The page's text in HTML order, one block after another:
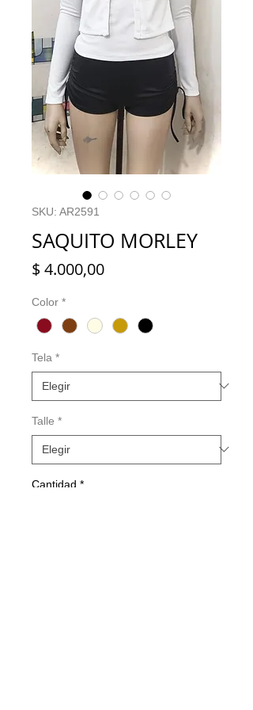
SKU: AR2591
SAQUITO MORLEY
$ 4.000,00Precio
Color *
Tela *
Talle *
Cantidad *